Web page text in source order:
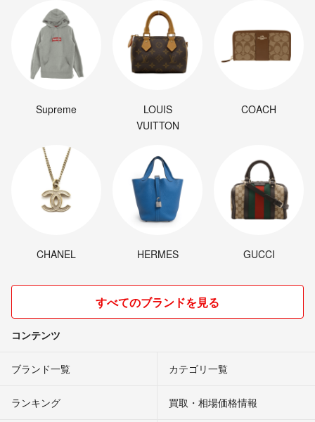
Supreme
LOUIS
VUITTON
COACH
CHANEL HERMES GUCCI
すべてのブランドを見る
コンテンツ
ブランド一覧 カテゴリ一覧
ランキング 買取・相場価格情報